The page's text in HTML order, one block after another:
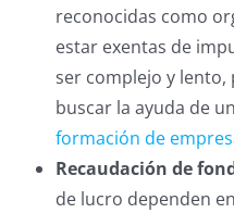
reconocidas como
estar exentas de
ser complejo y lento,
buscar la ayuda de
formación de
Recaudación de
de lucro dependen